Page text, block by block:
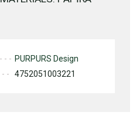
PURPURS Design
4752051003221